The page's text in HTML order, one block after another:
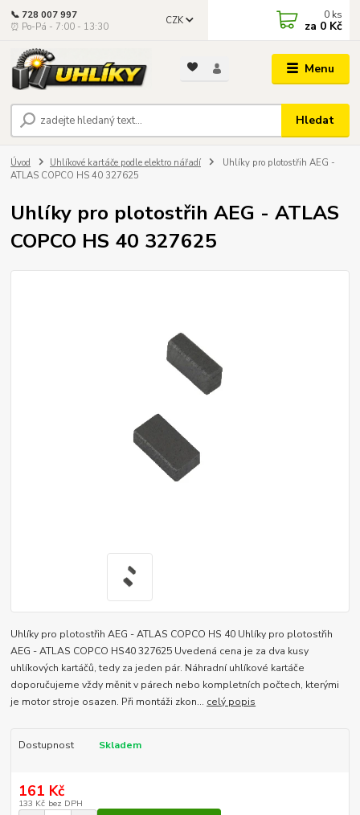
Menu
CZK
Hledat
📞 728 007 997
⏰ Po-Pá - 7:00 - 13:30
0 ks
za 0 Kč
Úvod Uhlíkové kartáče podle elektro nářadí
Uhlíky pro plotostřih AEG -
ATLAS COPCO HS 40 327625
Uhlíky pro plotostřih AEG - ATLAS
COPCO HS 40 327625
Uhlíky pro plotostřih AEG - ATLAS COPCO HS 40 Uhlíky pro plotostřih
AEG - ATLAS COPCO HS40 327625 Uvedená cena je za dva kusy
uhlíkových kartáčů, tedy za jeden pár. Náhradní uhlíkové kartáče
doporučujeme vždy měnit v párech nebo kompletních počtech, kterými
je motor stroje osazen. Při montáži zkon... celý popis
Dostupnost Skladem
161 Kč
133 Kč bez DPH